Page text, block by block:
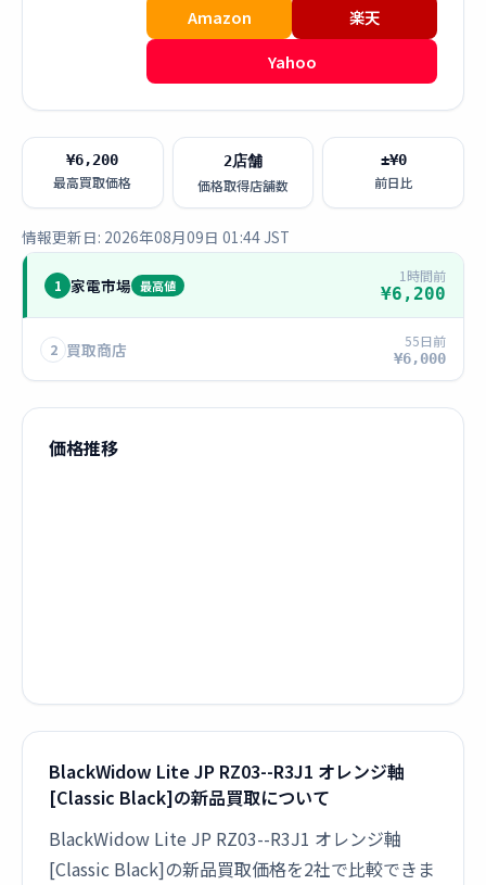
Amazon
楽天
Yahoo
¥6,200
最高買取価格
2店舗
価格取得店舗数
±¥0
前日比
情報更新日: 2026年08月09日 01:44 JST
1 家電市場 最高値
1時間前
¥6,200
2 買取商店 55日前
¥6,000
価格推移
BlackWidow Lite JP RZ03--R3J1 オレンジ軸
[Classic Black]の新品買取について
BlackWidow Lite JP RZ03--R3J1 オレンジ軸
[Classic Black]の新品買取価格を2社で比較できま